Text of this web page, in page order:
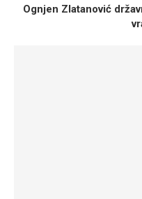
Ognjen Zlatanović